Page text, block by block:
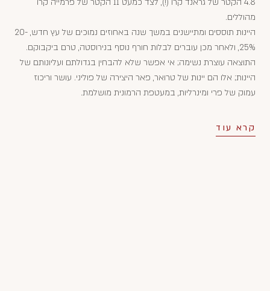
4.8 הקטר של גראנד קרו (!), לצד כמעט 11 הקטר של פרמייה קרו
מהוללים.
היינות תוססים ומתיישנים במשך שנה באחוזים נמוכים של עץ חדש, 20-
25%, ולאחר מכן עוברים לבלות חורף נוסף בנירוסטה, טרם ביקבוקם.
התוצאה עוצרת נשימה; אי אפשר שלא להבחין בגדולתם ועליונותם של
היינות; אלו הם יינות של טרואר, פאר היצירה של פוליני. עושר וריכוז
עמוק של פרי ומינרליות, במעטפת הרמונית מושלמת.
קרא עוד